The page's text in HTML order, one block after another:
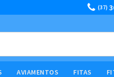
(37)
AVIAMENTOS FITAS